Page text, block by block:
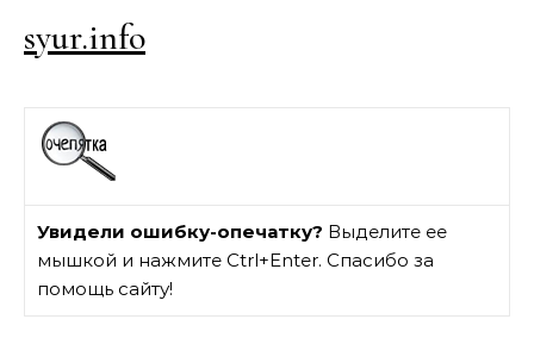
syur.info
Увидели ошибку-опечатку? Выделите ее
мышкой и нажмите Ctrl+Enter. Спасибо за
помощь сайту!